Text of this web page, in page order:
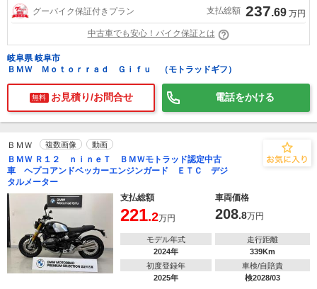
グーバイク保証付きプラン 支払総額 237.69 万円
中古車でも安心！バイク保証とは
岐阜県 岐阜市
ＢＭＷ Ｍｏｔｏｒｒａｄ Ｇｉｆｕ （モトラッドギフ）
無料 お見積り/お問合せ 電話をかける
ＢＭＷ 複数画像 動画
ＢＭＷ Ｒ１２ ｎｉｎｅＴ ＢＭＷモトラッド認定中古
車 ヘプコアンドベッカーエンジンガード ＥＴＣ デジ
タルメーター
支払総額
車両価格
221.2万円 208.8万円
モデル年式
2024年
走行距離
339Km
初度登録年
2025年
車検/自賠責
検2028/03